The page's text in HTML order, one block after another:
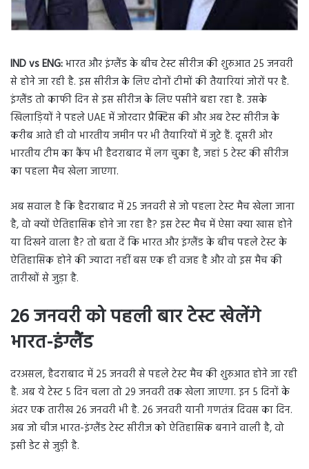
IND vs ENG:भारत और इंग्लैंड के बीच टेस्ट सीरीज की शुरुआत 25 जनवरी
से होने जा रही है. इस सीरीज के लिए दोनों टीमों की तैयारियां जोरों पर है.
इंग्लैंड तो काफी दिन से इस सीरीज के लिए पसीने बहा रहा है. उसके
खिलाड़ियों ने पहले UAE में जोरदार प्रैक्टिस की और अब टेस्ट सीरीज के
करीब आते ही वो भारतीय जमीन पर भी तैयारियों में जुटे हैं. दूसरी ओर
भारतीय टीम का कैंप भी हैदराबाद में लग चुका है, जहां 5 टेस्ट की सीरीज
का पहला मैच खेला जाएगा.
अब सवाल है कि हैदराबाद में 25 जनवरी से जो पहला टेस्ट मैच खेला जाना
है, वो क्यों ऐतिहासिक होने जा रहा है? इस टेस्ट मैच में ऐसा क्या खास होने
या दिखने वाला है? तो बता दें कि भारत और इंग्लैंड के बीच पहले टेस्ट के
ऐतिहासिक होने की ज्यादा नहीं बस एक ही वजह है और वो इस मैच की
तारीखों से जुड़ा है.
26 जनवरी को पहली बार टेस्ट खेलेंगे
भारत-इंग्लैंड
दरअसल, हैदराबाद में 25 जनवरी से पहले टेस्ट मैच की शुरुआत होने जा रही
है. अब ये टेस्ट 5 दिन चला तो 29 जनवरी तक खेला जाएगा. इन 5 दिनों के
अंदर एक तारीख 26 जनवरी भी है. 26 जनवरी यानी गणतंत्र दिवस का दिन.
अब जो चीज भारत-इंग्लैंड टेस्ट सीरीज को ऐतिहासिक बनाने वाली है, वो
इसी डेट से जुड़ी है.